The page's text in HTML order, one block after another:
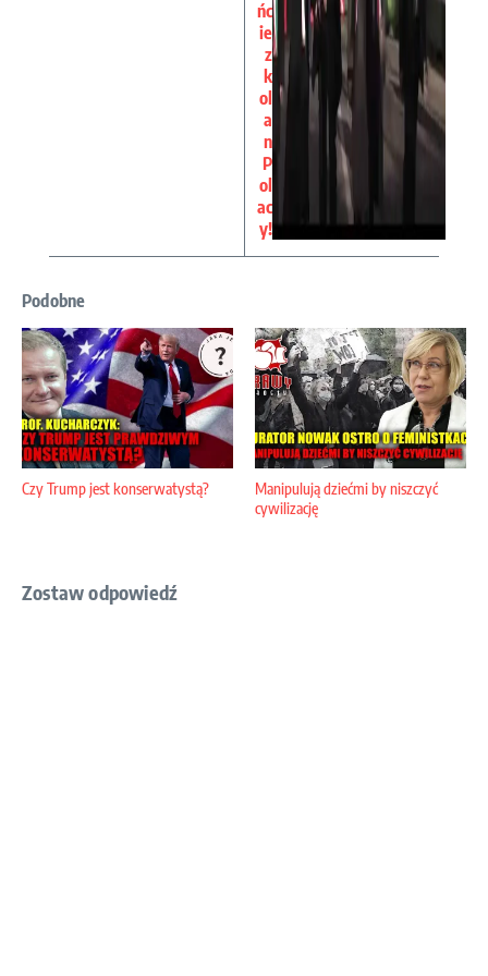
ńc
ie
z
k
ol
a
n
P
ol
ac
y!
Podobne
Czy Trump jest konserwatystą?
Manipulują dziećmi by niszczyć
cywilizację
Zostaw odpowiedź